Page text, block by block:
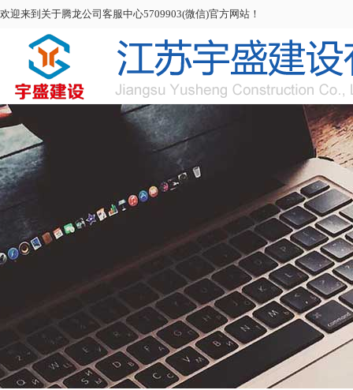
欢迎来到关于腾龙公司客服中心5709903(微信)官方网站！